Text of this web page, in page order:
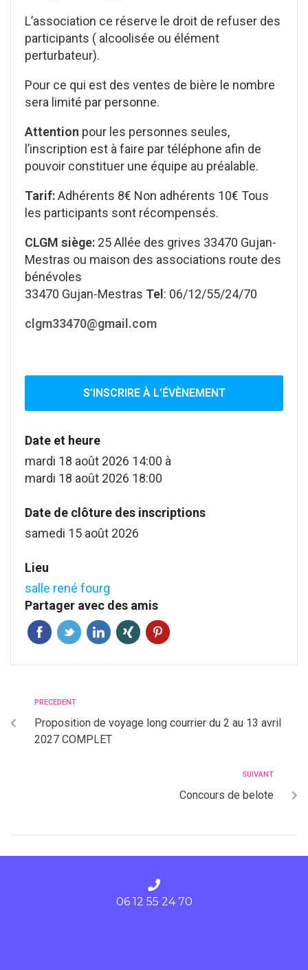
L’association ce réserve le droit de refuser des
participants ( alcoolisée ou élément
perturbateur).
Pour ce qui est des ventes de bière le nombre
sera limité par personne.
Attention pour les personnes seules,
l’inscription est à faire par téléphone afin de
pouvoir constituer une équipe au préalable.
Tarif:Adhérents 8€ Non adhérents 10€ Tous
les participants sont récompensés.
CLGM siège: 25 Allée des grives 33470 Gujan-
Mestras ou maison des associations route des
bénévoles
33470 Gujan-Mestras Tel : 06/12/55/24/70
clgm33470@gmail.com
S’INSCRIRE À L’ÉVÈNEMENT
Date et heure
mardi 18 août 2026 14:00 à
mardi 18 août 2026 18:00
Date de clôture des inscriptions
samedi 15 août 2026
Lieu
salle rené fourg
Partager avec des amis
PRECEDENT
Proposition de voyage long courrier du 2 au 13 avril
2027 COMPLET
SUIVANT
Concours de belote
06 12 55 24 70